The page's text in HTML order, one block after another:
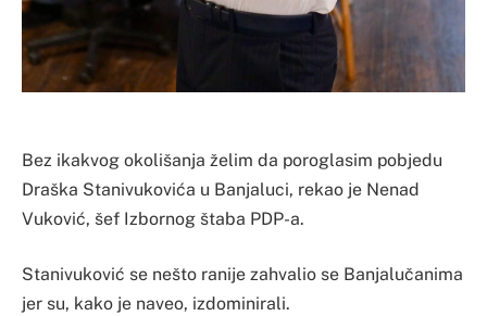
Bez ikakvog okolišanja želim da poroglasim pobjedu
Draška Stanivukovića u Banjaluci, rekao je Nenad
Vuković, šef Izbornog štaba PDP-a.
Stanivuković se nešto ranije zahvalio se Banjalučanima
jer su, kako je naveo, izdominirali.